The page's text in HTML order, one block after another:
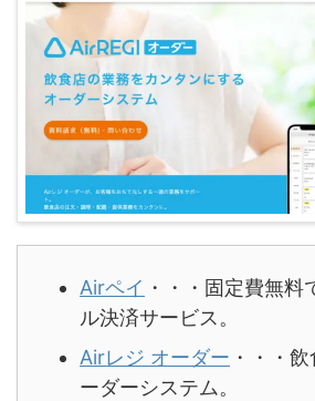
Airペイ ・・・固定費無料
ル決済サービス。
Airレジ オーダー ・・・
ーダーシステム。